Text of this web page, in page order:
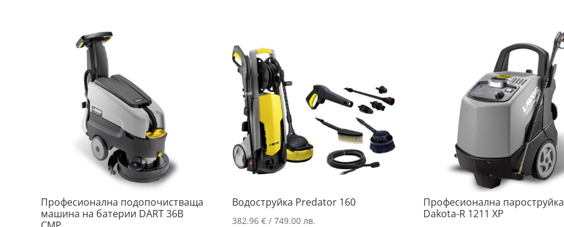
Професионална подопочистваща
машина на батерии DART 36B
Водоструйка Predator 160
382.96€ / 749.00 лв.
Професионална пароструйка
Dakota-R 1211 XP